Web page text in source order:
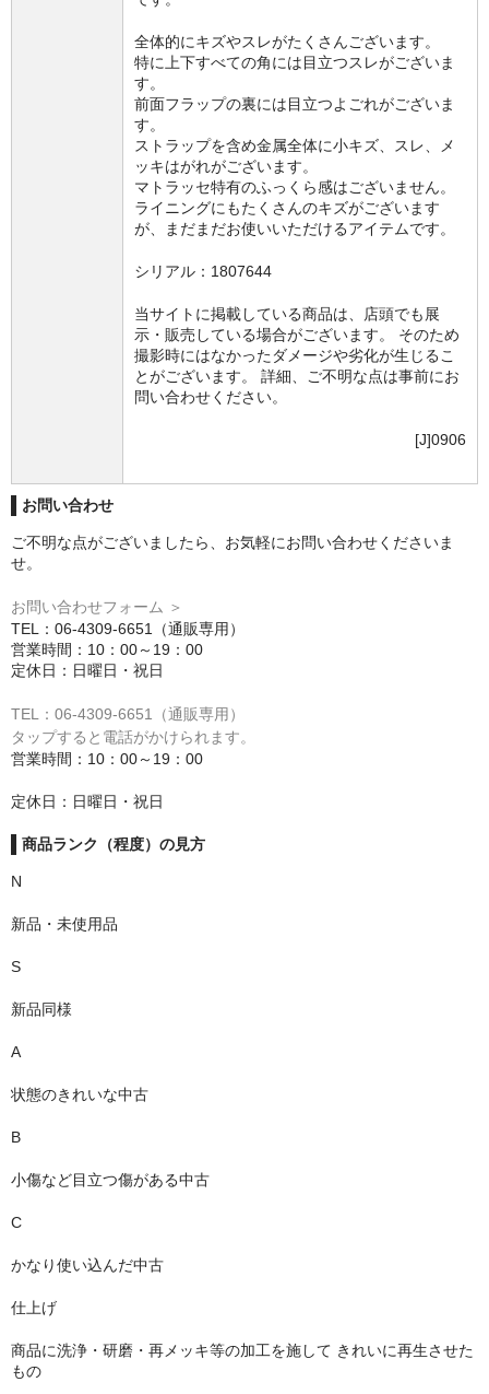
全体的にキズやスレがたくさんございます。
特に上下すべての角には目立つスレがございま
す。
前面フラップの裏には目立つよごれがございま
す。
ストラップを含め金属全体に小キズ、スレ、メ
ッキはがれがございます。
マトラッセ特有のふっくら感はございません。
ライニングにもたくさんのキズがございます
が、まだまだお使いいただけるアイテムです。
シリアル：1807644
当サイトに掲載している商品は、店頭でも展
示・販売している場合がございます。 そのため
撮影時にはなかったダメージや劣化が生じるこ
とがございます。 詳細、ご不明な点は事前にお
問い合わせください。
[J]0906
お問い合わせ
ご不明な点がございましたら、お気軽にお問い合わせくださいま
せ。
お問い合わせフォーム ＞
TEL：06-4309-6651（通販専用）
営業時間：10：00～19：00
定休日：日曜日・祝日
TEL：06-4309-6651（通販専用）
タップすると電話がかけられます。
営業時間：10：00～19：00
定休日：日曜日・祝日
商品ランク（程度）の見方
N
新品・未使用品
S
新品同様
A
状態のきれいな中古
B
小傷など目立つ傷がある中古
C
かなり使い込んだ中古
仕上げ
商品に洗浄・研磨・再メッキ等の加工を施して きれいに再生させた
もの